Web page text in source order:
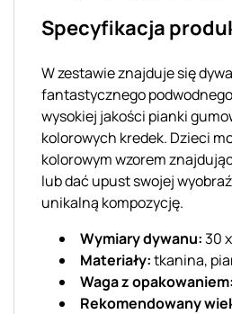
Specyfikacja
W zestawie znajduje się
fantastycznego
wysokiej jakości pianki
kolorowych kredek. Dzieci
kolorowym wzorem
lub dać upust swojej
unikalną kompozycję.
Wymiary dywanu:30
Materiały:tkanina,
Waga z opakowaniem:
Rekomendowany